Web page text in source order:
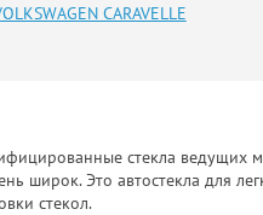
CARAVELLE
стекла ведущих
широк. Это автостекла для
стекол.